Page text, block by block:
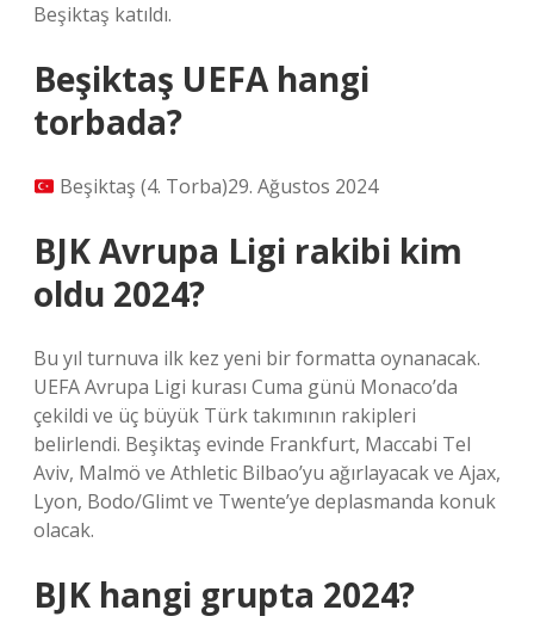
Beşiktaş katıldı.
Beşiktaş UEFA hangi
torbada?
Beşiktaş (4. Torba)29. Ağustos 2024
BJK Avrupa Ligi rakibi kim
oldu 2024?
Bu yıl turnuva ilk kez yeni bir formatta oynanacak.
UEFA Avrupa Ligi kurası Cuma günü Monaco’da
çekildi ve üç büyük Türk takımının rakipleri
belirlendi. Beşiktaş evinde Frankfurt, Maccabi Tel
Aviv, Malmö ve Athletic Bilbao’yu ağırlayacak ve Ajax,
Lyon, Bodo/Glimt ve Twente’ye deplasmanda konuk
olacak.
BJK hangi grupta 2024?